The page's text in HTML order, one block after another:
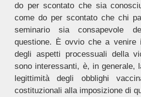
do per scontato che sia
come do per scontato che chi
seminario sia consapevole
questione. È ovvio che a
degli aspetti processuali della
sono interessanti, è, in generale,
legittimità degli obblighi
costituzionali alla imposizione di